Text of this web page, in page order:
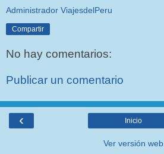
Administrador ViajesdelPeru
Compartir
No hay comentarios:
Publicar un comentario
‹ Inicio
Ver versión web